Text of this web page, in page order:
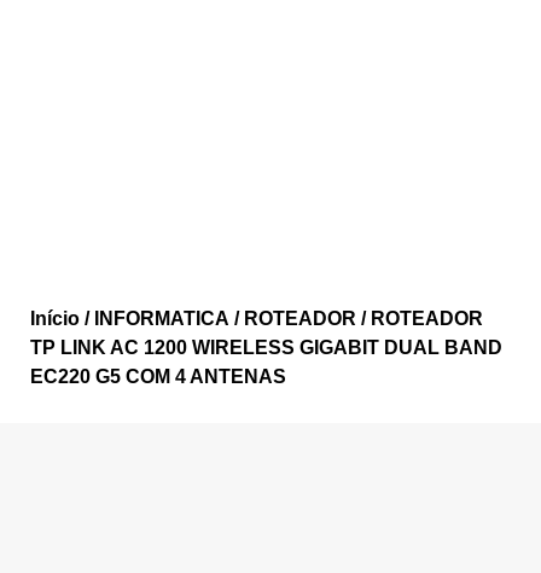
Início / INFORMATICA / ROTEADOR / ROTEADOR
TP LINK AC 1200 WIRELESS GIGABIT DUAL BAND
EC220 G5 COM 4 ANTENAS